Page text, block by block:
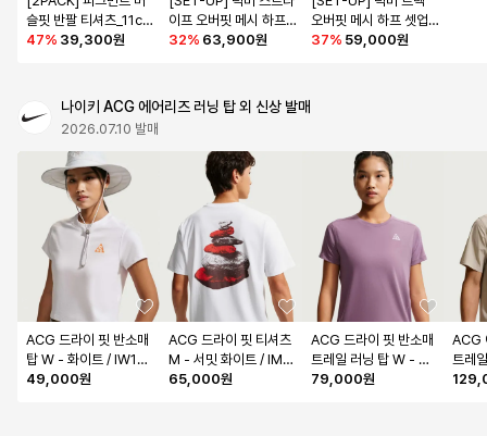
슬핏 반팔 티셔츠_11col
or
47% 39,300원
이프 오버핏 메시 하프
셋업_3color
32% 63,900원
오버핏 메시 하프 셋업_
3color
37% 59,000원
나이키 ACG 에어리즈 러닝 탑 외 신상 발매
2026.07.10 발매
ACG 드라이 핏 반소매
탑 W - 화이트 / IW139
4-100
49,000원
ACG 드라이 핏 티셔츠
M - 서밋 화이트 / IM6
178-121
65,000원
ACG 드라이 핏 반소매
트레일 러닝 탑 W - 바
이올렛 더스트:서밋 화
79,000원
ACG
트레
림 II: